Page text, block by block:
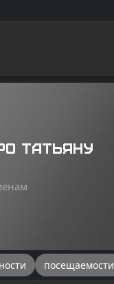
Татьяну
посещаемости